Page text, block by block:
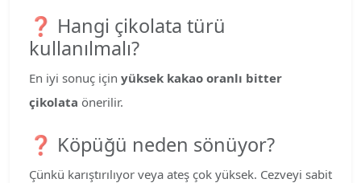
❓ Hangi çikolata türü
kullanılmalı?
En iyi sonuç için yüksek kakao oranlı bitter
çikolata önerilir.
❓ Köpüğü neden sönüyor?
Çünkü karıştırılıyor veya ateş çok yüksek. Cezveyi sabit